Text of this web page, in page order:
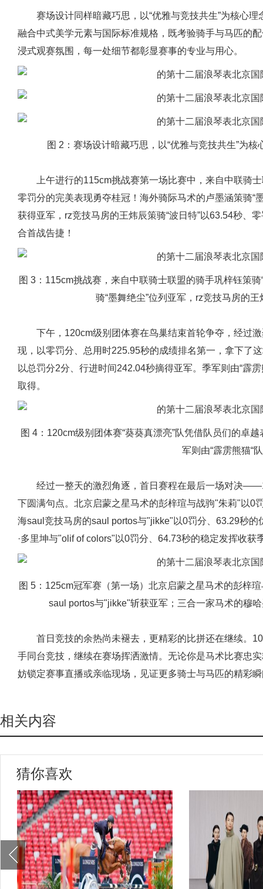
赛场设计同样暗藏巧思，以“优雅与竞技共生”为核心
融合中式美学元素与国际标准规格，既考验骑手与马匹的
浸式观赛氛围，每一处细节都彰显赛事的专业与用心。
图 2：赛场设计暗藏巧思，以“优雅与竞技共生”为
上午进行的115cm挑战赛第一场比赛中，来自中联骑
零罚分的完美表现勇夺桂冠！海外骑际马术的卢墨涵策骑“
获得亚军，rz竞技马房的王炜辰策骑“波日特”以63.54秒、
合首战告捷！
图 3：115cm挑战赛，来自中联骑士联盟的骑手巩梓钰策
骑“墨舞绝尘”位列亚军，rz竞技马房的王
下午，120cm级别团体赛在鸟巢结束首轮争夺，经过
现，以零罚分、总用时225.95秒的成绩排名第一，拿下了
以总罚分2分、行进时间242.04秒摘得亚军。季军则由“霹
取得。
图 4：120cm级别团体赛“葵葵真漂亮”队凭借队员们的卓
军则由“霹雳熊猫“
经过一整天的激烈角逐，首日赛程在最后一场对决
下圆满句点。北京启蒙之星马术的彭梓瑄与战驹"朱莉"以0
海saul竞技马房的saul portos与"jikke"以0罚分、63.29秒
·多里坤与"olif of colors"以0罚分、64.73秒的稳定发挥收获
图 5：125cm冠军赛（第一场）北京启蒙之星马术的彭梓
saul portos与"jikke"斩获亚军；三合一家马术的穆
首日竞技的余热尚未褪去，更精彩的比拼还在继续。
手同台竞技，继续在赛场挥洒激情。无论你是马术比赛忠
妨锁定赛事直播或亲临现场，见证更多骑士与马匹的精彩
相关内容
猜你喜欢